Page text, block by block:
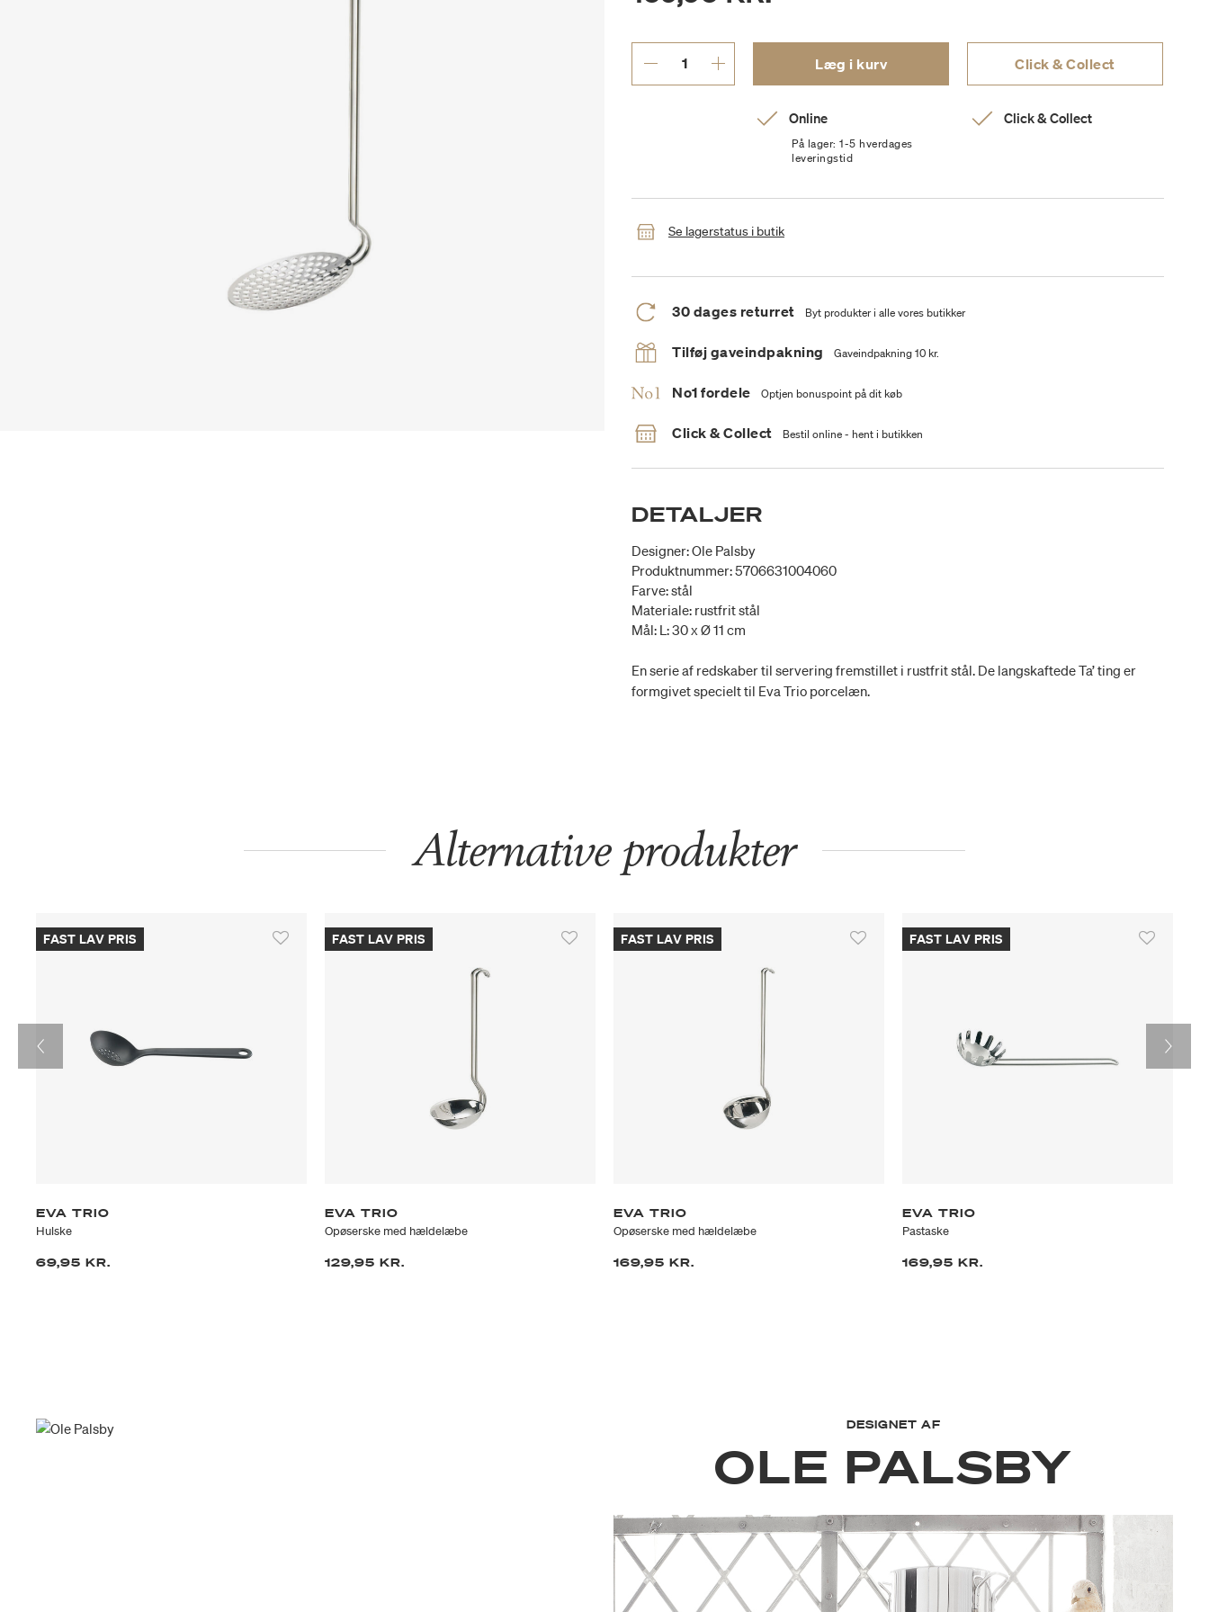
Læg i kurv Click & Collect
Online
På lager: 1-5 hverdages
leveringstid
Click & Collect
Se lagerstatus i butik
30 dages returret Byt produkter i alle vores butikker
Tilføj gaveindpakning Gaveindpakning 10 kr.
No1 fordele Optjen bonuspoint på dit køb
Click & Collect Bestil online - hent i butikken
DETALJER
Designer: Ole Palsby
Produktnummer: 5706631004060
Farve: stål
Materiale: rustfrit stål
Mål: L: 30 x Ø 11 cm
En serie af redskaber til servering fremstillet i rustfrit stål. De langskaftede Ta’ ting er
formgivet specielt til Eva Trio porcelæn.
Alternative produkter
FAST LAV PRIS
EVA TRIO
Hulske
69,95 KR.
FAST LAV PRIS
EVA TRIO
Opøserske med hældelæbe
129,95 KR.
FAST LAV PRIS
EVA TRIO
Opøserske med hældelæbe
169,95 KR.
FAST LAV PRIS
EVA TRIO
Pastaske
169,95 KR.
DESIGNET AF
OLE PALSBY